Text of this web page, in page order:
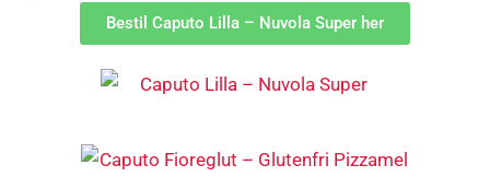
Bestil Caputo Lilla – Nuvola Super her